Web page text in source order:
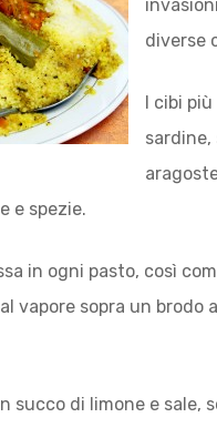
to close
diverse
I cibi
sardine,
e spezie.
in ogni pasto, così
vapore sopra un
succo di limone e